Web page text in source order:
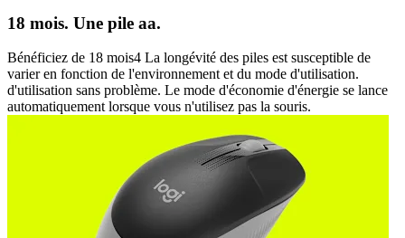
18 mois. Une pile aa.
Bénéficiez de 18 mois4 La longévité des piles est susceptible de
varier en fonction de l'environnement et du mode d'utilisation.
d'utilisation sans problème. Le mode d'économie d'énergie se lance
automatiquement lorsque vous n'utilisez pas la souris.